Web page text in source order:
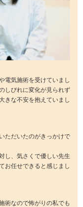
電気施術を受けていまし
しびれに変化が見られず
きな不安を抱えていまし
ただいたのがきっかけで
し、気さくで優しい先生
お任せできると感じまし
術なので怖がりの私でも